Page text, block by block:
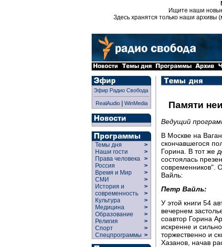
Ищите наши
Здесь хранятся только наши архивы
Эфир Радио Свобода
RealAudio| WinMedia
Темы дня
>
Наши гости
>
Права человека >
Россия
>
Время и Мир
>
СМИ
>
История и
современность
>
>
Культура
>
Медицина
>
Образование
>
Религия
>
Спорт
>
Спецпрограммы >
Памяти
Ведущий
В Москве на
скончавшегося
Горина. В тот же
состоялась
современников".
Вайль:
Петр Вайль:
У этой книги 54
вечернем
соавтор Горина
искренне и
торжественно и
Хазанов, начав